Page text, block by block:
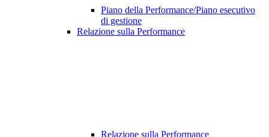
Piano della Performance/Piano esecutivo
di gestione
Relazione sulla Performance
Relazione sulla Performance